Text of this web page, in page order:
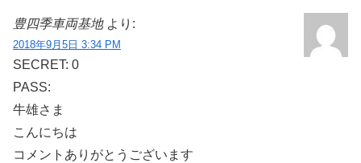
豊四季車両基地 より:
2018年9月5日 3:34 PM
SECRET: 0
PASS:
牛雄さま
こんにちは
コメントありがとうございます